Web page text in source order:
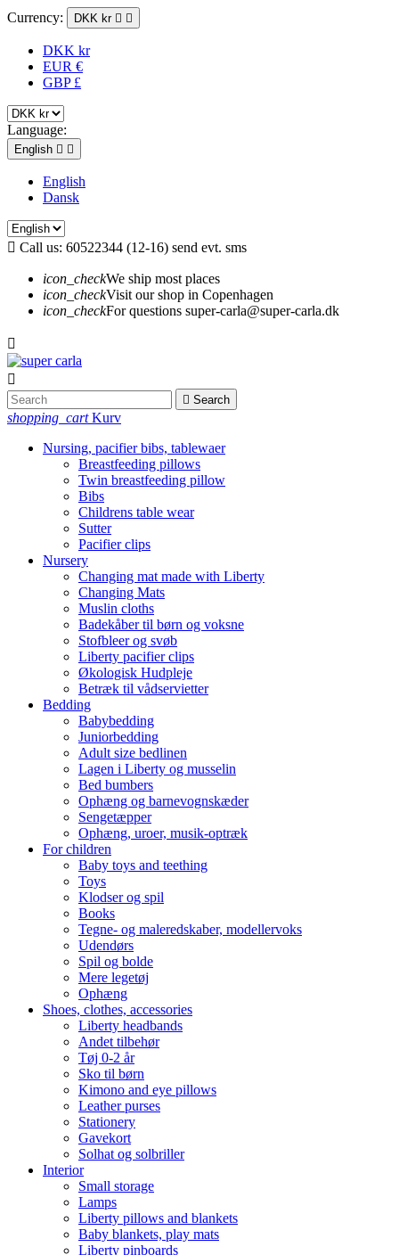
Currency: DKK kr  
DKK kr
EUR €
GBP £
Language:
English  
English
Dansk
 Call us: 60522344 (12-16) send evt. sms
icon_checkWe ship most places
icon_checkVisit our shop in Copenhagen
icon_checkFor questions super-carla@super-carla.dk


 Search
shopping_cart Kurv
Nursing, pacifier bibs, tablewaer
Breastfeeding pillows
Twin breastfeeding pillow
Bibs
Childrens table wear
Sutter
Pacifier clips
Nursery
Changing mat made with Liberty
Changing Mats
Muslin cloths
Badekåber til børn og voksne
Stofbleer og svøb
Liberty pacifier clips
Økologisk Hudpleje
Betræk til vådservietter
Bedding
Babybedding
Juniorbedding
Adult size bedlinen
Lagen i Liberty og musselin
Bed bumbers
Ophæng og barnevognskæder
Sengetæpper
Ophæng, uroer, musik-optræk
For children
Baby toys and teething
Toys
Klodser og spil
Books
Tegne- og maleredskaber, modellervoks
Udendørs
Spil og bolde
Mere legetøj
Ophæng
Shoes, clothes, accessories
Liberty headbands
Andet tilbehør
Tøj 0-2 år
Sko til børn
Kimono and eye pillows
Leather purses
Stationery
Gavekort
Solhat og solbriller
Interior
Small storage
Lamps
Liberty pillows and blankets
Baby blankets, play mats
Liberty pinboards